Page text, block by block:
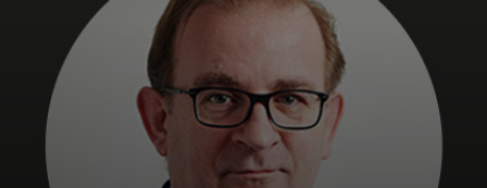
Per il mondo
Per gli innovatori
Newsroom